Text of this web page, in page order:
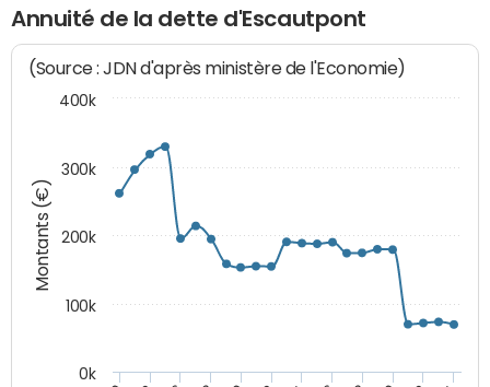
Annuité de la dette d'Escautpont
Montants (€)
(Source : JDN d'après ministère de l'Economie)
0k
100k
200k
300k
400k